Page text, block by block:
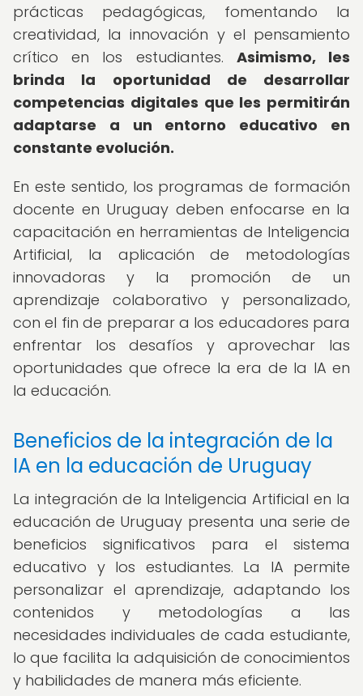
prácticas pedagógicas, fomentando la
creatividad, la innovación y el pensamiento
crítico en los estudiantes. Asimismo, les
brinda la oportunidad de desarrollar
competencias digitales que les permitirán
adaptarse a un entorno educativo en
constante evolución.
En este sentido, los programas de formación
docente en Uruguay deben enfocarse en la
capacitación en herramientas de Inteligencia
Artificial, la aplicación de metodologías
innovadoras y la promoción de un
aprendizaje colaborativo y personalizado,
con el fin de preparar a los educadores para
enfrentar los desafíos y aprovechar las
oportunidades que ofrece la era de la IA en
la educación.
Beneficios de la integración de la
IA en la educación de Uruguay
La integración de la Inteligencia Artificial en la
educación de Uruguay presenta una serie de
beneficios significativos para el sistema
educativo y los estudiantes. La IA permite
personalizar el aprendizaje, adaptando los
contenidos y metodologías a las
necesidades individuales de cada estudiante,
lo que facilita la adquisición de conocimientos
y habilidades de manera más eficiente.